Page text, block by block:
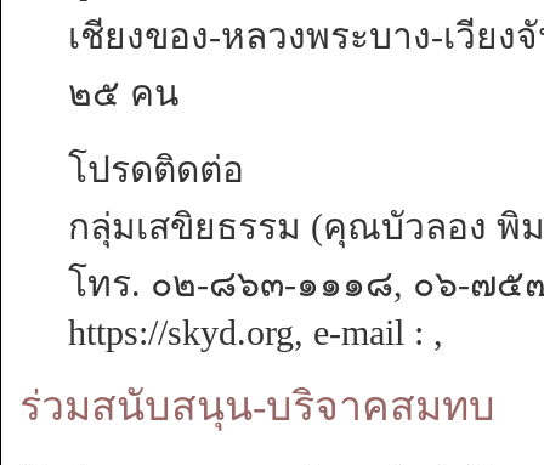
เชียงของ-หลวงพระบาง-เวี
๒๕ คน
โปรดติดต่อ
กลุ่มเสขิยธรรม (คุณบัวลอง
โทร. ๐๒-๘๖๓-๑๑๑๘, ๐๖-๗
https://skyd.org, e-mail : ,
ร่วมสนับสนุน-บริจาคสมทบ